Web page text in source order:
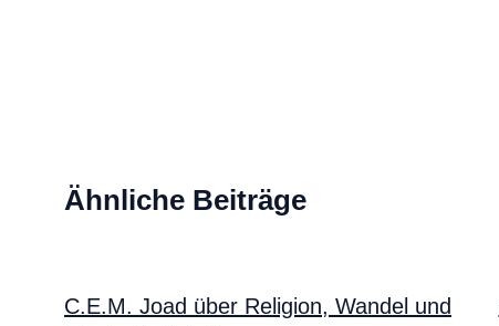
Ähnliche Beiträge
C.E.M. Joad über Religion, Wandel und